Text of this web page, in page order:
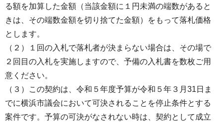
る額を加算した金額（当該金額に１円未満の端数があると
きは、その端数金額を切り捨てた金額）をもって落札価格
とします。
（２）１回の入札で落札者が決まらない場合は、その場で
２回目の入札を実施しますので、予備の入札書を数枚ご用
意ください。
（３）この契約は、令和５年度予算が令和５年３月31日ま
でに横浜市議会において可決されることを停止条件とする
案件です。予算の可決がなされない時は、契約として成立